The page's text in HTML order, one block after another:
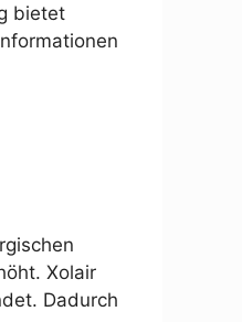
bietet
Xolair
Dadurch